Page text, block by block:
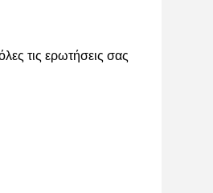
τις ερωτήσεις σας